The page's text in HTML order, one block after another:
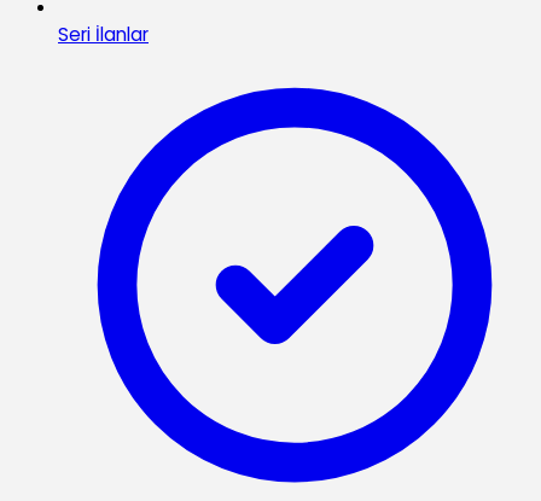
Seri İlanlar